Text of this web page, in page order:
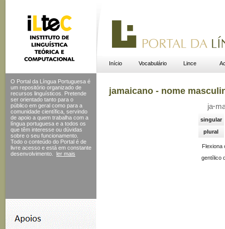
Início Vocabulário Lince
O Portal da Língua Portuguesa é
um repositório organizado de
recursos linguísticos. Pretende
ser orientado tanto para o
público em geral como para a
comunidade científica, servindo
de apoio a quem trabalha com a
língua portuguesa e a todos os
que têm interesse ou dúvidas
sobre o seu funcionamento.
Todo o conteúdo do Portal é de
livre acesso e está em constante
desenvolvimento.
ler mais
jamaicano - nome
ja·
singular
plural
Flexiona
gentílico